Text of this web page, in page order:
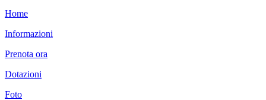
Home
Informazioni
Prenota ora
Dotazioni
Foto